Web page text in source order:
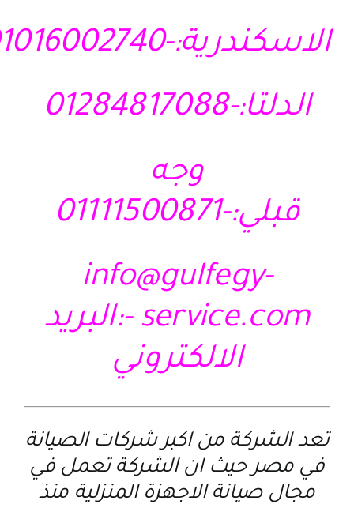
الاسكندرية:-01016002740
الدلتا:-01284817088
وجه
قبلي:-01111500871
info@gulfegy-
service.com -:البريد
الالكتروني
تعد الشركة من اكبر شركات الصيانة
في مصر حيث ان الشركة تعمل في
مجال صيانة الاجهزة المنزلية منذ